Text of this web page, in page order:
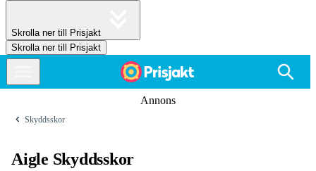
Skrolla ner till Prisjakt
Skrolla ner till Prisjakt
Annons
Skyddsskor
Aigle Skyddsskor